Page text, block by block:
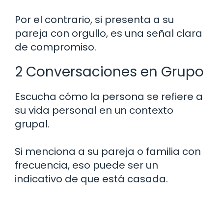
Por el contrario, si presenta a su
pareja con orgullo, es una señal clara
de compromiso.
2 Conversaciones en Grupo
Escucha cómo la persona se refiere a
su vida personal en un contexto
grupal.
Si menciona a su pareja o familia con
frecuencia, eso puede ser un
indicativo de que está casada.